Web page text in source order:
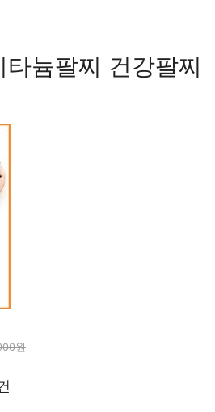
늄팔찌 건강팔찌
원